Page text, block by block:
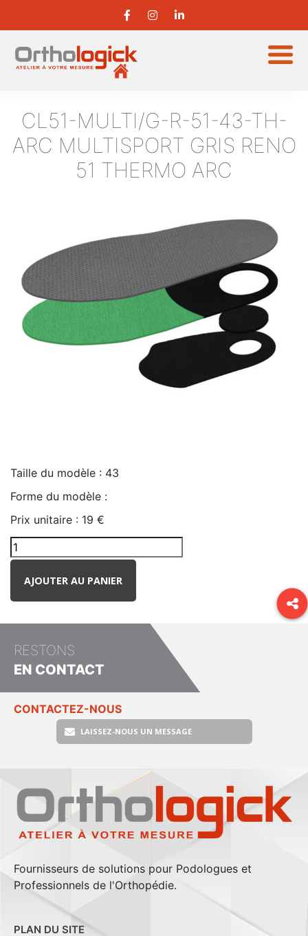
CL51-MULTI/G-R-51-43-TH-
ARC MULTISPORT GRIS RENO
51 THERMO ARC
Taille du modèle : 43
Forme du modèle :
Prix unitaire : 19 €
AJOUTER AU PANIER
RESTONS
EN CONTACT
CONTACTEZ-NOUS
LAISSEZ-NOUS UN MESSAGE
Fournisseurs de solutions pour Podologues et
Professionnels de l'Orthopédie.
PLAN DU SITE